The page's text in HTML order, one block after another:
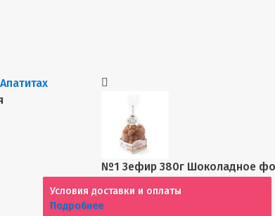
№1 Зефир 380г Шоколадное
Условия доставки и оплаты
Подробнее